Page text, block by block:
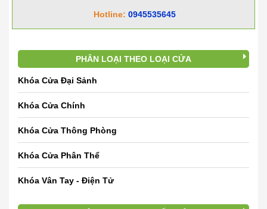
Hotline: 0945535645
PHÂN LOẠI THEO LOẠI CỬA
Khóa Cửa Đại Sảnh
Khóa Cửa Chính
Khóa Cửa Thông Phòng
Khóa Cửa Phân Thể
Khóa Vân Tay - Điện Tử